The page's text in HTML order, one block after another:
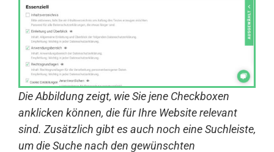
Die Abbildung zeigt, wie Sie jene Checkboxen
anklicken können, die für Ihre Website relevant
sind. Zusätzlich gibt es auch noch eine Suchleiste,
um die Suche nach den gewünschten